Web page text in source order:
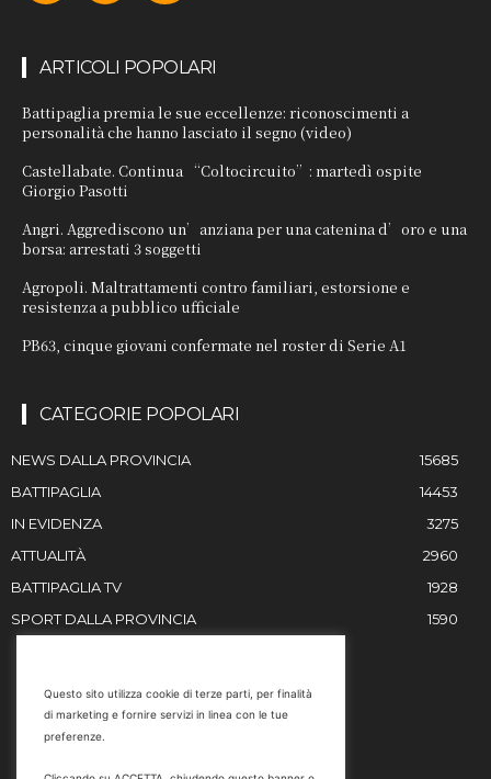
ARTICOLI POPOLARI
Battipaglia premia le sue eccellenze: riconoscimenti a
personalità che hanno lasciato il segno (video)
Castellabate. Continua “Coltocircuito”: martedì ospite
Giorgio Pasotti
Angri. Aggrediscono un’anziana per una catenina d’oro e una
borsa: arrestati 3 soggetti
Agropoli. Maltrattamenti contro familiari, estorsione e
resistenza a pubblico ufficiale
PB63, cinque giovani confermate nel roster di Serie A1
CATEGORIE POPOLARI
NEWS DALLA PROVINCIA
15685
BATTIPAGLIA
14453
IN EVIDENZA
3275
ATTUALITÀ
2960
BATTIPAGLIA TV
1928
SPORT DALLA PROVINCIA
1590
Email
Questo sito utilizza cookie di terze parti, per finalità
di marketing e fornire servizi in linea con le tue
preferenze.